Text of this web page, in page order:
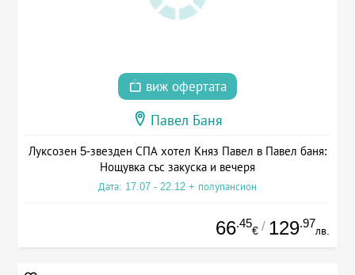
виж офертата
Павел Баня
Луксозен 5-звезден СПА хотел Княз Павел в Павел баня:
Нощувка със закуска и вечеря
Дата: 17.07 - 22.12 + полупансион
66.45
€ / 129.97
лв.